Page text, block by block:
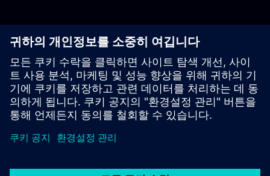
©Siemens2026
기업 정보
개인정보 처리방침
쿠키 정책
이용 약관
디지털 ID